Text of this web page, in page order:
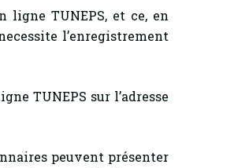
ligne TUNEPS, et ce, en
l’enregistrement
TUNEPS sur l’adresse
peuvent présenter